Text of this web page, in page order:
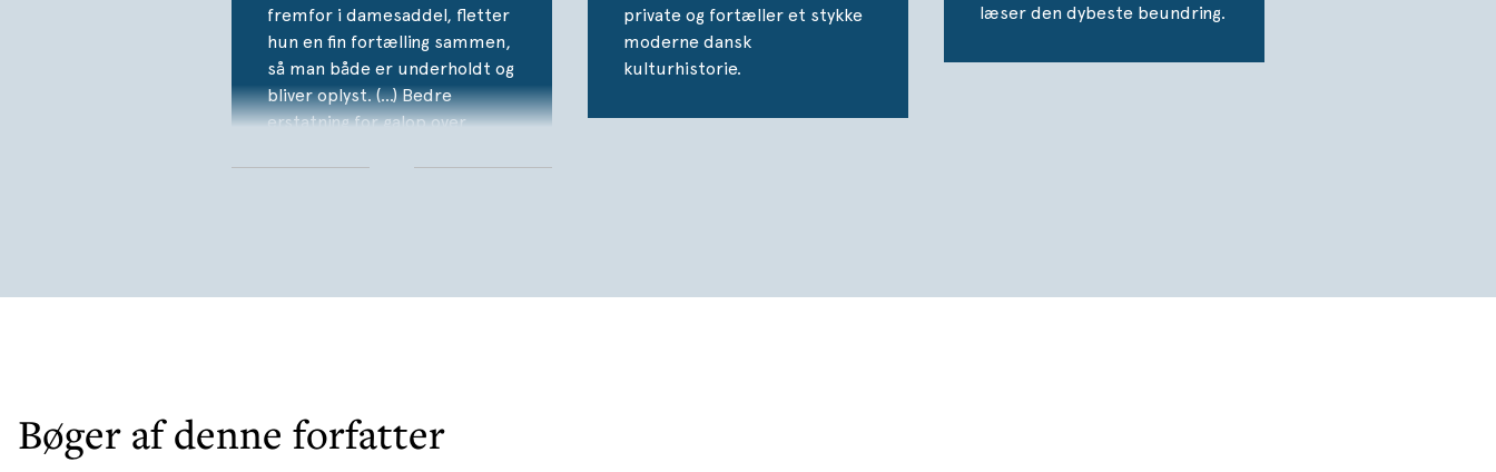
fremfor i damesaddel, fletter
hun en fin fortælling sammen,
så man både er underholdt og
bliver oplyst. (...) Bedre
erstatning for galop over
længe efter.
private og fortæller et stykke
moderne dansk
kulturhistorie.
læser den dybeste beundring.
Bøger af denne forfatter